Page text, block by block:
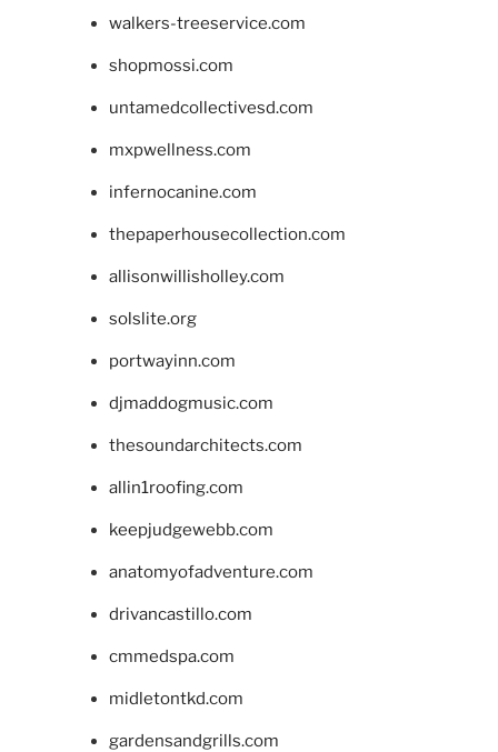
walkers-treeservice.com
shopmossi.com
untamedcollectivesd.com
mxpwellness.com
infernocanine.com
thepaperhousecollection.com
allisonwillisholley.com
solslite.org
portwayinn.com
djmaddogmusic.com
thesoundarchitects.com
allin1roofing.com
keepjudgewebb.com
anatomyofadventure.com
drivancastillo.com
cmmedspa.com
midletontkd.com
gardensandgrills.com